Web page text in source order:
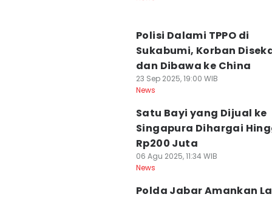
Polisi Dalami TPPO di
Sukabumi, Korban
dan Dibawa ke China
23 Sep 2025, 19:00 WIB
News
Satu Bayi yang Dijual ke
Singapura Dihargai
Rp200 Juta
06 Agu 2025, 11:34 WIB
News
Polda Jabar Amankan